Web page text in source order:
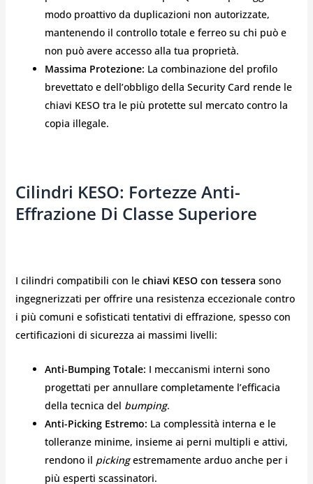
modo proattivo da duplicazioni non autorizzate,
mantenendo il controllo totale e ferreo su chi può e
non può avere accesso alla tua proprietà.
Massima Protezione: La combinazione del profilo
brevettato e dell’obbligo della Security Card rende le
chiavi KESO tra le più protette sul mercato contro la
copia illegale.
Cilindri KESO: Fortezze Anti-
Effrazione Di Classe Superiore
I cilindri compatibili con le chiavi KESO con tessera sono
ingegnerizzati per offrire una resistenza eccezionale contro
i più comuni e sofisticati tentativi di effrazione, spesso con
certificazioni di sicurezza ai massimi livelli:
Anti-Bumping Totale: I meccanismi interni sono
progettati per annullare completamente l’efficacia
della tecnica del bumping.
Anti-Picking Estremo: La complessità interna e le
tolleranze minime, insieme ai perni multipli e attivi,
rendono il pickingestremamente arduo anche per i
più esperti scassinatori.